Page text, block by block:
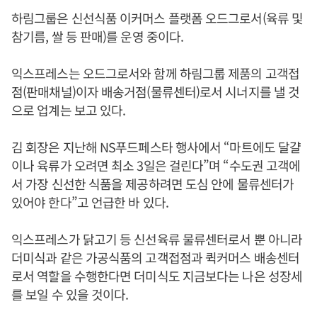
하림그룹은 신선식품 이커머스 플랫폼 오드그로서(육류 및
참기름, 쌀 등 판매)를 운영 중이다.
익스프레스는 오드그로서와 함께 하림그룹 제품의 고객접
점(판매채널)이자 배송거점(물류센터)로서 시너지를 낼 것
으로 업계는 보고 있다.
김 회장은 지난해 NS푸드페스타 행사에서 “마트에도 달걀
이나 육류가 오려면 최소 3일은 걸린다”며 “수도권 고객에
서 가장 신선한 식품을 제공하려면 도심 안에 물류센터가
있어야 한다”고 언급한 바 있다.
익스프레스가 닭고기 등 신선육류 물류센터로서 뿐 아니라
더미식과 같은 가공식품의 고객접점과 퀵커머스 배송센터
로서 역할을 수행한다면 더미식도 지금보다는 나은 성장세
를 보일 수 있을 것이다.